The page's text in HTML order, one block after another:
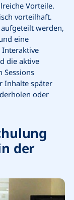
Vorteile.
vorteilhaft.
werden,
eine
die aktive
Sessions
Inhalte später
oder
der